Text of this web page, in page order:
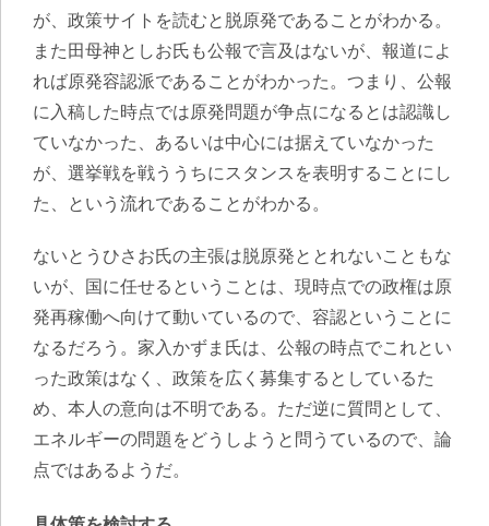
が、政策サイトを読むと脱原発であることがわかる。
また田母神としお氏も公報で言及はないが、報道によ
れば原発容認派であることがわかった。つまり、公報
に入稿した時点では原発問題が争点になるとは認識し
ていなかった、あるいは中心には据えていなかった
が、選挙戦を戦ううちにスタンスを表明することにし
た、という流れであることがわかる。
ないとうひさお氏の主張は脱原発ととれないこともな
いが、国に任せるということは、現時点での政権は原
発再稼働へ向けて動いているので、容認ということに
なるだろう。家入かずま氏は、公報の時点でこれとい
った政策はなく、政策を広く募集するとしているた
め、本人の意向は不明である。ただ逆に質問として、
エネルギーの問題をどうしようと問うているので、論
点ではあるようだ。